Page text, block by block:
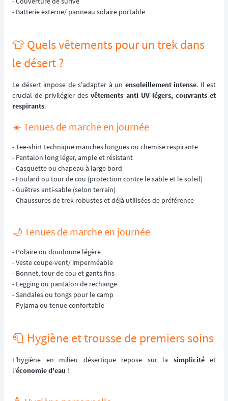
- Batterie externe/ panneau solaire portable
👕 Quels vêtements pour un trek dans
le désert ?
Le désert impose de s'adapter à un ensoleillement intense. Il est
crucial de privilégier desvêtements anti UV légers, couvrants et
respirants.
☀️ Tenues de marche en journée
- Tee-shirt technique manches longues ou chemise respirante
- Pantalon long léger, ample et résistant
- Casquette ou chapeau à large bord
- Foulard ou tour de cou (protection contre le sable et le soleil)
- Guêtres anti-sable (selon terrain)
- Chaussures de trek robustes et déjà utilisées de préférence
🌙 Tenues de marche en journée
- Polaire ou doudoune légère
- Veste coupe-vent/ imperméable
- Bonnet, tour de cou et gants fins
- Legging ou pantalon de rechange
- Sandales ou tongs pour le camp
- Pyjama ou tenue confortable
🧻 Hygiène et trousse de premiers soins
L'hygiène en milieu désertique repose sur la simplicitéet
l'économie d'eau !